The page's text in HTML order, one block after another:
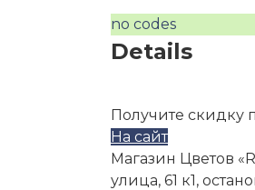
no codes
Details
Получите скидку
На сайт
Магазин Цветов
улица, 61 к1,